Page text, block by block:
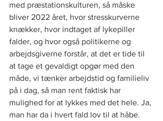
med præstationskulturen, så måske
bliver 2022 året, hvor stresskurverne
knækker, hvor indtaget af lykepiller
falder, og hvor også politikerne og
arbejdsgiverne forstår, at det er tide til
at tage et gevaldigt opgør med den
måde, vi tænker arbejdstid og familieliv
på i dag, så man rent faktisk har
mulighed for at lykkes med det hele. Ja,
man har da i hvert fald lov til at håbe.